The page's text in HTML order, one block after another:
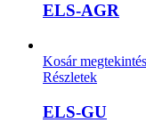
ELS-AGR
Kosár
Részletek
ELS-GU